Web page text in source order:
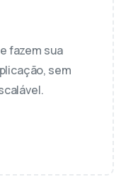
fazem sua
sem